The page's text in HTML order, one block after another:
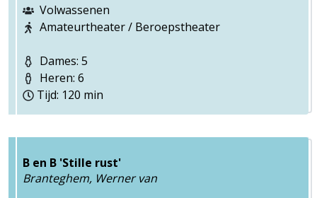
Volwassenen
Amateurtheater / Beroepstheater
Dames: 5
Heren: 6
Tijd: 120 min
B en B 'Stille rust'
Branteghem, Werner van